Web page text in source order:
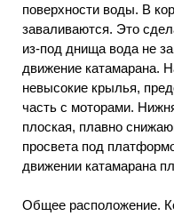
поверхности воды. В
заваливаются. Это
из-под днища вода не
движение катамарана.
невысокие крылья,
часть с моторами.
плоская, плавно
просвета под
движении катамарана
Общее расположение.